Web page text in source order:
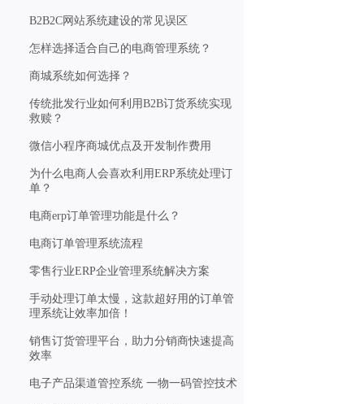
B2B2C网站系统建设的常见误区
怎样选择适合自己的电商管理系统？
商城系统如何选择？
传统批发行业如何利用B2B订货系统实现
救赎？
微信小程序商城优点及开发制作费用
为什么电商人会喜欢利用ERP系统处理订
单？
电商erp订单管理功能是什么？
电商订单管理系统流程
零售行业ERP企业管理系统解决方案
手动处理订单太慢，这款超好用的订单管
理系统让效率加倍！
销售订货管理平台，助力分销商快速提高
效率
电子产品渠道管控系统 一物一码管控技术